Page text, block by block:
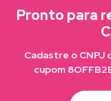
Pronto para
Cadastre o CNPJ
cupom